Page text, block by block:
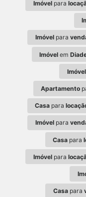
Imóvelpara
Imóvelpara
Imóvel em
Imóvel
Apartamento
Casapara
Imóvelpara
Casa para
Imóvelpara
Casapara